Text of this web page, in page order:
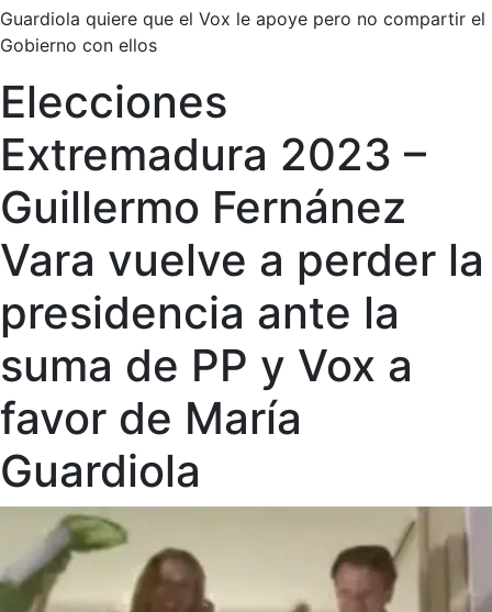
Guardiola quiere que el Vox le apoye pero no compartir el
Gobierno con ellos
Elecciones
Extremadura 2023 –
Guillermo Fernánez
Vara vuelve a perder la
presidencia ante la
suma de PP y Vox a
favor de María
Guardiola